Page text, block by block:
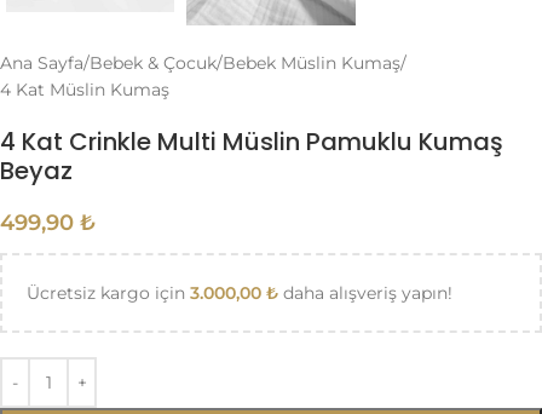
Ana Sayfa/Bebek & Çocuk/Bebek Müslin Kumaş/
4 Kat Müslin Kumaş
4 Kat Crinkle Multi Müslin Pamuklu Kumaş
Beyaz
499,90 ₺
Ücretsiz kargo için 3.000,00 ₺ daha alışveriş yapın!